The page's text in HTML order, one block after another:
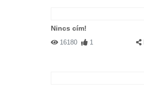
Nincs cím!
16180 1